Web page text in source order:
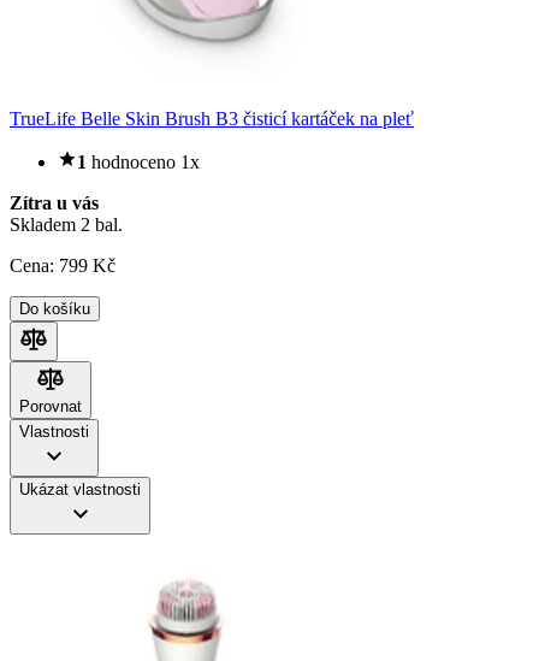
TrueLife Belle Skin Brush B3 čisticí kartáček na pleť
1 hodnoceno 1x
Zítra u vás
Skladem 2 bal.
Cena: 799 Kč
Do košíku
Porovnat
Porovnat
Vlastnosti
Ukázat vlastnosti